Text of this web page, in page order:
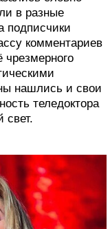
в разные
подписчики
комментариев
нашлись и свои
теледоктора
свет.